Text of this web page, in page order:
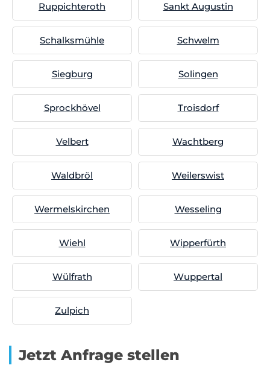
Ruppichteroth Sankt Augustin
Schalksmühle Schwelm
Siegburg Solingen
Sprockhövel Troisdorf
Velbert Wachtberg
Waldbröl Weilerswist
Wermelskirchen Wesseling
Wiehl Wipperfürth
Wülfrath Wuppertal
Zulpich
Jetzt Anfrage stellen